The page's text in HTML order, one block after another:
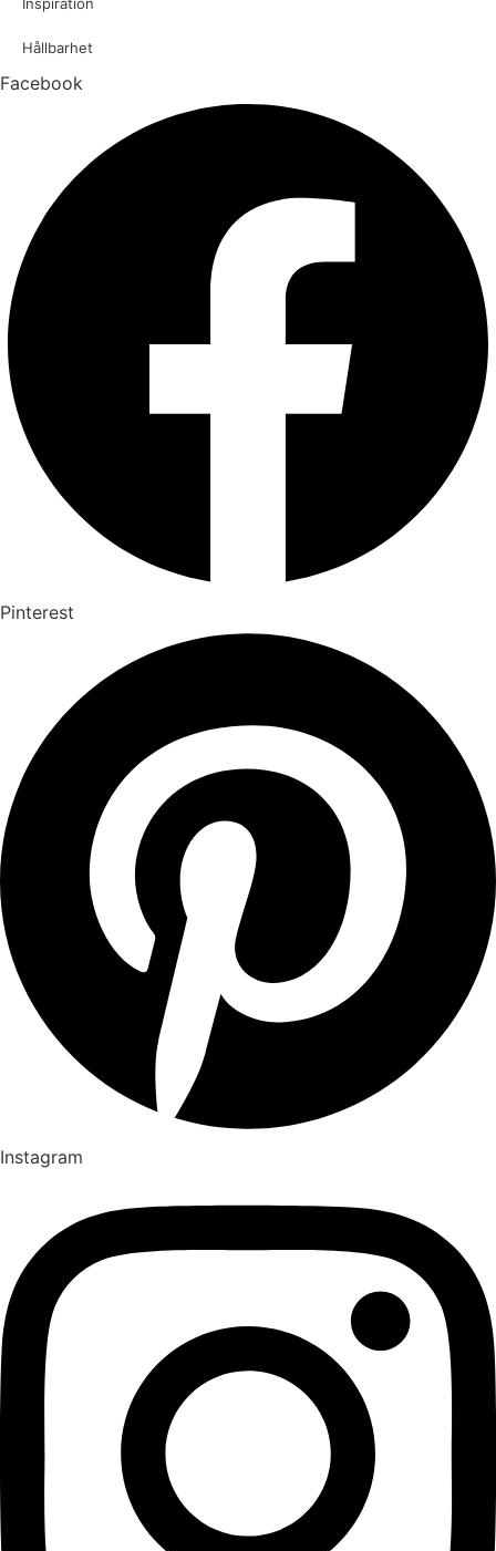
Hållbarhet
Facebook
Pinterest
Instagram